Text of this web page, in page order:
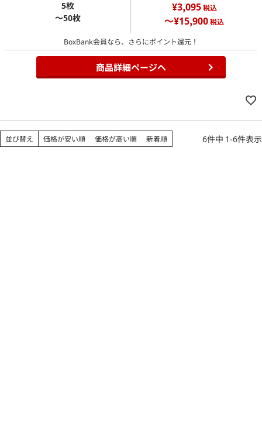
5枚
～50枚
¥3,095 税込
～¥15,900税込
BoxBank会員なら、さらにポイント還元！
商品詳細ページへ
並び替え 価格が安い順 価格が高い順 新着順 6件中 1-6件表示